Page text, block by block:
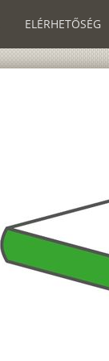
ELÉRHETŐSÉG